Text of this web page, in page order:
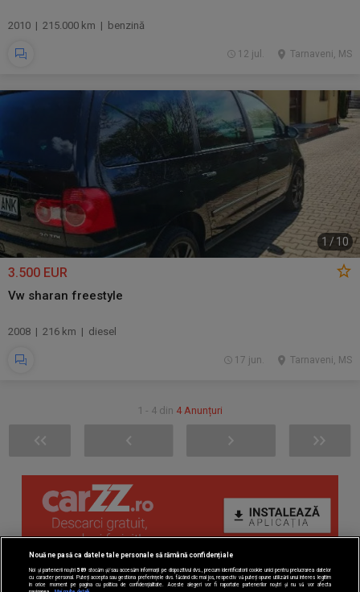
2010 | 215.000 km | benzină
Tarnaveni, MS
12 jul.
1 / 10
3.500 EUR
Vw sharan freestyle
2008 | 216 km | diesel
Tarnaveni, MS
17 jun.
1 - 4 din 4 Anunțuri
Nouă ne pasă ca datele tale personale să rămână confidențiale
Noi și partenerii noștri 589 stocăm și/sau accesăm informații pe dispozitivul dvs., precum identificatorii cookie unici pentru prelucrarea datelor
cu caracter personal. Puteți accepta sau gestiona preferințele dvs. făcând clic mai jos, respectiv vă puteți opune utilizării unui interes legitim
în orice moment pe pagina cu politica de confidențialitate. Aceste alegeri vor fi raportate partenerilor noștri și nu vă vor afecta